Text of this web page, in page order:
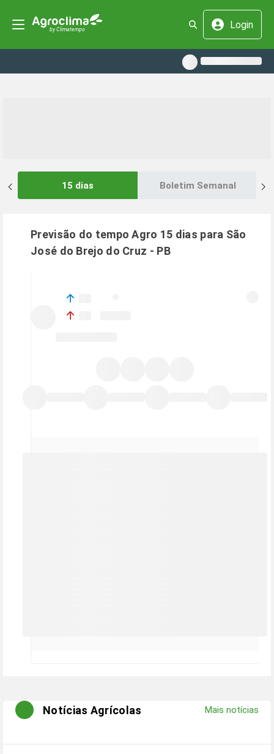
Login
15 dias Boletim Semanal
Previsão do tempo Agro 15 dias para São
José do Brejo do Cruz - PB
Notícias Agrícolas Mais notícias